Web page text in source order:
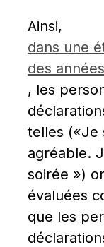
Ainsi,
dans une
des
, les
telles («Je
agréable.
soirée »)
évaluées
que les